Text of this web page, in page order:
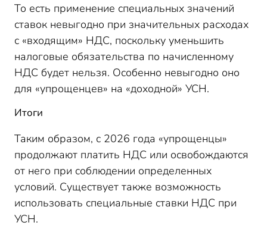
То есть применение специальных значений
ставок невыгодно при значительных расходах
с «входящим» НДС, поскольку уменьшить
налоговые обязательства по начисленному
НДС будет нельзя. Особенно невыгодно оно
для «упрощенцев» на «доходной» УСН.
Итоги
Таким образом, с 2026 года «упрощенцы»
продолжают платить НДС или освобождаются
от него при соблюдении определенных
условий. Существует также возможность
использовать специальные ставки НДС при
УСН.